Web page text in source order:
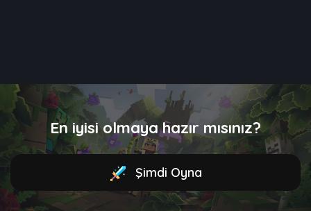
En iyisi olmaya hazır mısınız?
Şimdi Oyna